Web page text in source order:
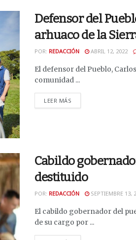
Defensor del
arhuaco de la
POR: REDACCIÓN ABRIL 12, 2022
El defensor del Pueblo,
comunidad ...
LEER MÁS
Cabildo
destituido
POR: REDACCIÓN SEPTIEMBRE 13,
El cabildo gobernador del
de su cargo por ...